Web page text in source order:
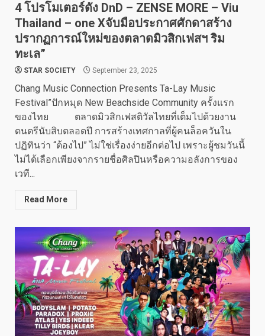
4 โปรโมเตอร์ดัง DnD – ZENSE MORE – Viu
Thailand – one Xจับมือประกาศศักดาสร้าง
ปรากฏการณ์ใหม่ของตลาดมิวสิกเฟสฯ ริม
ทะเล”
STAR SOCIETY September 23, 2025
Chang Music Connection Presents Ta-Lay Music
Festival”ปักหมุด New Beachside Community ครั้งแรก
ของไทย ตลาดมิวสิกเฟสติวัลไทยที่เต็มไปด้วยงาน
ดนตรีนับสิบตลอดปี การสร้างเทศกาลที่ผู้คนล็อควันใน
ปฏิทินว่า “ต้องไป” ไม่ใช่เรื่องง่ายอีกต่อไป เพราะผู้ชมวันนี้
ไม่ได้เลือกเพียงจากรายชื่อศิลปินหรือความอลังการของ
เวที...
Read More